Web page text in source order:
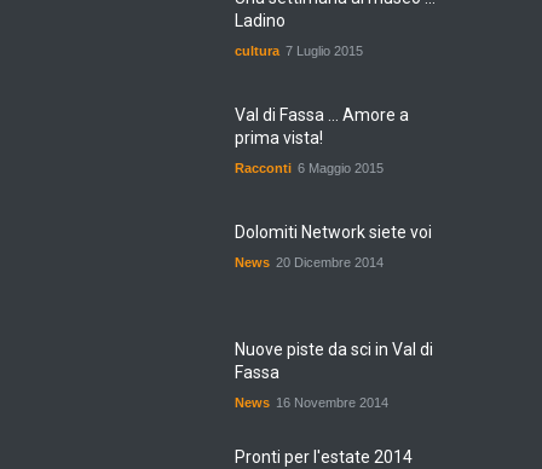
Ladino
cultura 7 Luglio 2015
Val di Fassa ... Amore a
prima vista!
Racconti 6 Maggio 2015
Dolomiti Network siete voi
News 20 Dicembre 2014
Nuove piste da sci in Val di
Fassa
News 16 Novembre 2014
Pronti per l'estate 2014